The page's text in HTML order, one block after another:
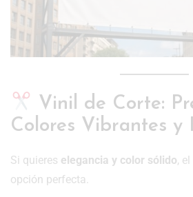
Vinil de Corte:
Colores Vibrantes y
Si quieres elegancia y color sólido, el
opción perfecta.